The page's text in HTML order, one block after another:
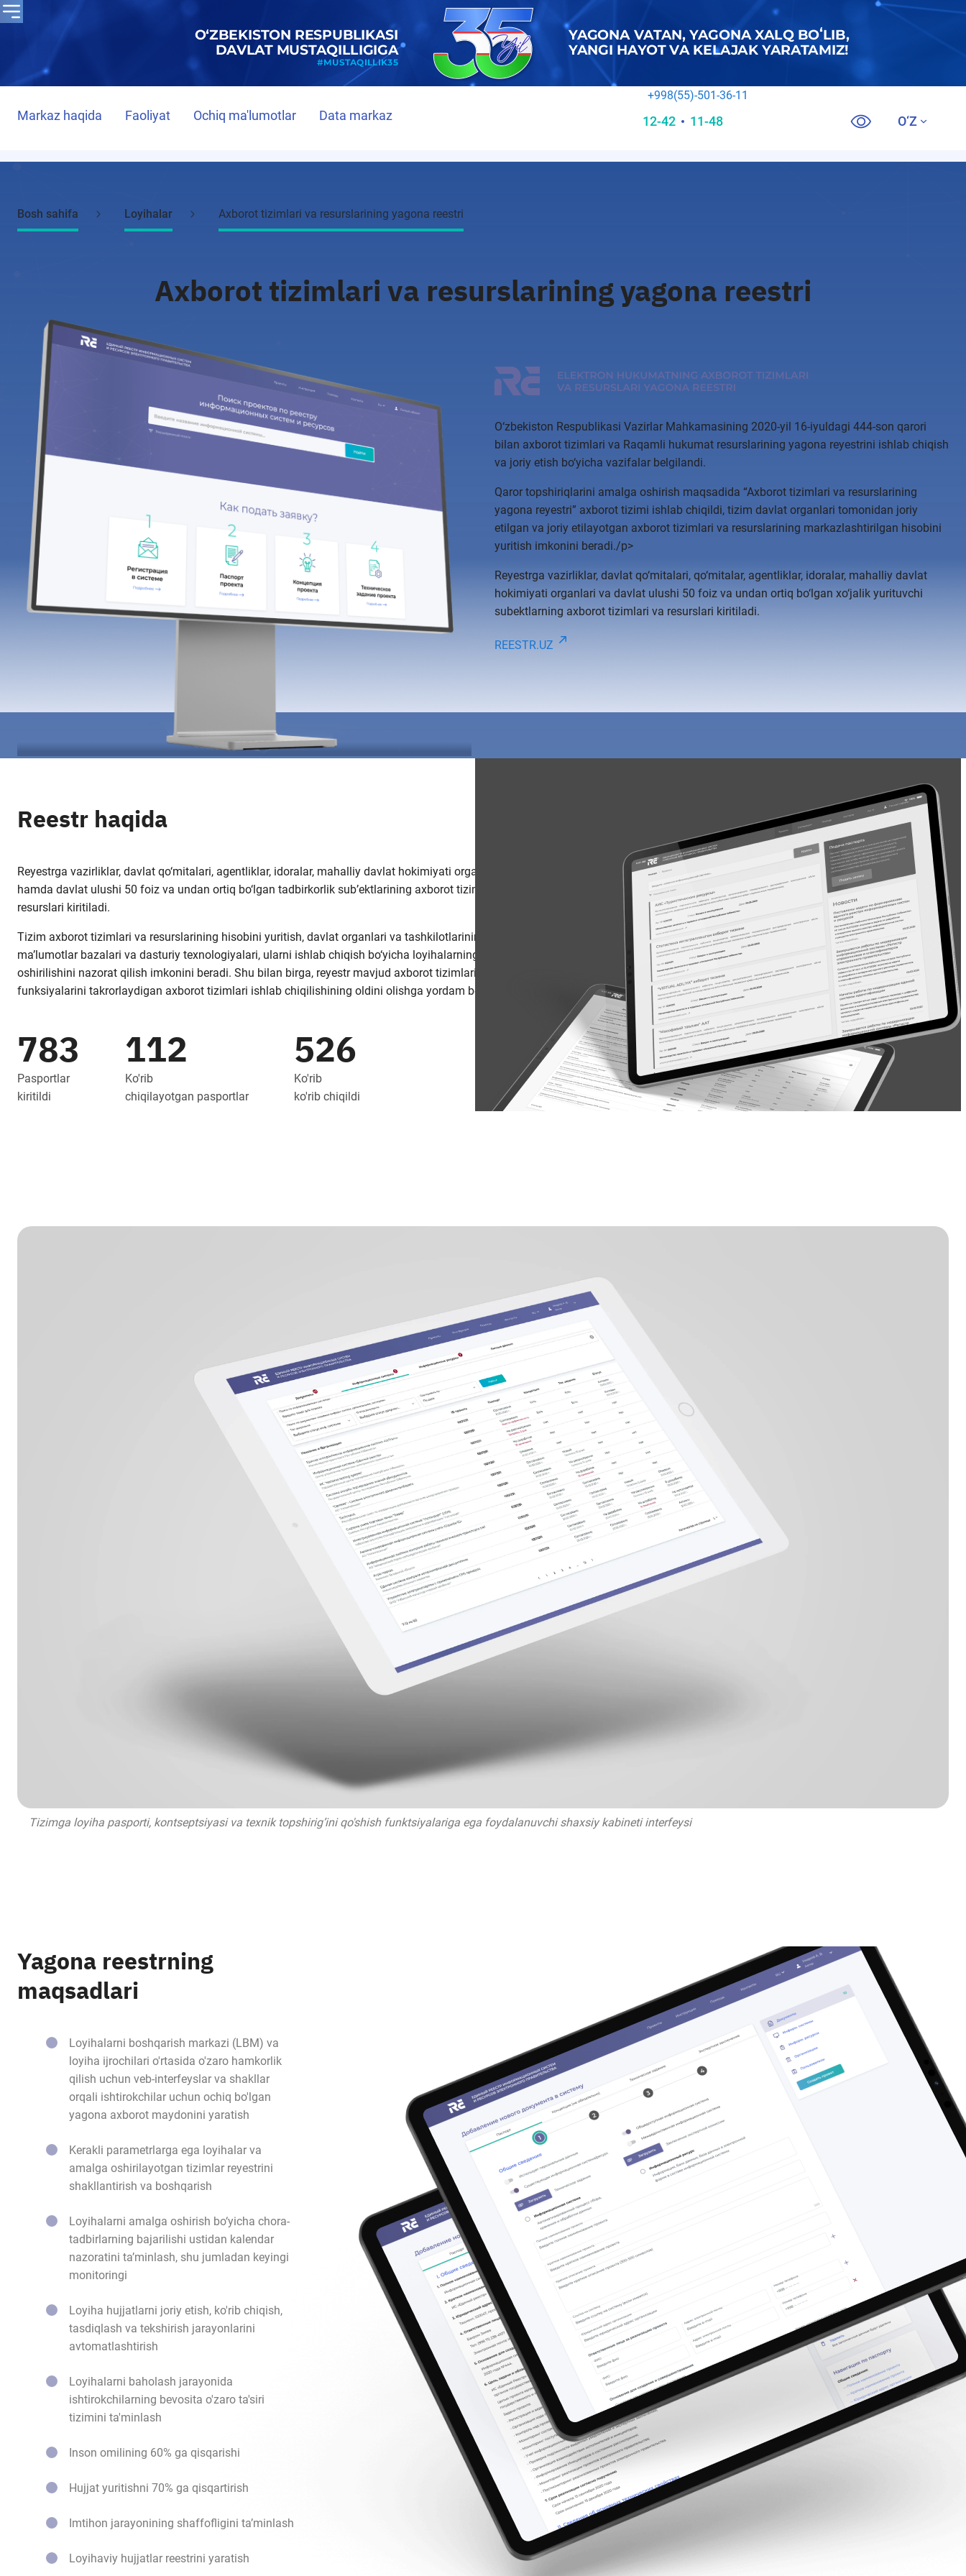
+998(55)-501-36-11
Markaz haqida Faoliyat Ochiq ma'lumotlar Data markaz 12-42 11-48 O‘Z
Bosh sahifa Loyihalar Axborot tizimlari va resurslarining yagona reestri
Axborot tizimlari va resurslarining yagona reestri
O‘zbekiston Respublikasi Vazirlar Mahkamasining 2020-yil 16-iyuldagi 444-son qarori
bilan axborot tizimlari va Raqamli hukumat resurslarining yagona reyestrini ishlab chiqish
va joriy etish bo‘yicha vazifalar belgilandi.
Qaror topshiriqlarini amalga oshirish maqsadida “Axborot tizimlari va resurslarining
yagona reyestri” axborot tizimi ishlab chiqildi, tizim davlat organlari tomonidan joriy
etilgan va joriy etilayotgan axborot tizimlari va resurslarining markazlashtirilgan hisobini
yuritish imkonini beradi./p>
Reyestrga vazirliklar, davlat qo‘mitalari, qo‘mitalar, agentliklar, idoralar, mahalliy davlat
hokimiyati organlari va davlat ulushi 50 foiz va undan ortiq bo‘lgan xo‘jalik yurituvchi
subektlarning axborot tizimlari va resurslari kiritiladi.
REESTR.UZ
Reestr haqida
Reyestrga vazirliklar, davlat qo‘mitalari, agentliklar, idoralar, mahalliy davlat hokimiyati organlari
hamda davlat ulushi 50 foiz va undan ortiq bo‘lgan tadbirkorlik sub’ektlarining axborot tizimlari va
resurslari kiritiladi.
Tizim axborot tizimlari va resurslarining hisobini yuritish, davlat organlari va tashkilotlarining
ma’lumotlar bazalari va dasturiy texnologiyalari, ularni ishlab chiqish bo‘yicha loyihalarning amalga
oshirilishini nazorat qilish imkonini beradi. Shu bilan birga, reyestr mavjud axborot tizimlarining
funksiyalarini takrorlaydigan axborot tizimlari ishlab chiqilishining oldini olishga yordam beradi..
783
Pasportlar
kiritildi
112
Ko'rib
chiqilayotgan pasportlar
526
Ko'rib
ko'rib chiqildi
Tizimga loyiha pasporti, kontseptsiyasi va texnik topshirig’ini qo'shish funktsiyalariga ega foydalanuvchi shaxsiy kabineti interfeysi
Yagona reestrning
maqsadlari
Loyihalarni boshqarish markazi (LBM) va
loyiha ijrochilari o'rtasida o'zaro hamkorlik
qilish uchun veb-interfeyslar va shakllar
orqali ishtirokchilar uchun ochiq bo'lgan
yagona axborot maydonini yaratish
Kerakli parametrlarga ega loyihalar va
amalga oshirilayotgan tizimlar reyestrini
shakllantirish va boshqarish
Loyihalarni amalga oshirish bo‘yicha chora-
tadbirlarning bajarilishi ustidan kalendar
nazoratini ta’minlash, shu jumladan keyingi
monitoringi
Loyiha hujjatlarni joriy etish, ko'rib chiqish,
tasdiqlash va tekshirish jarayonlarini
avtomatlashtirish
Loyihalarni baholash jarayonida
ishtirokchilarning bevosita o'zaro ta'siri
tizimini ta'minlash
Inson omilining 60% ga qisqarishi
Hujjat yuritishni 70% ga qisqartirish
Imtihon jarayonining shaffofligini ta’minlash
Loyihaviy hujjatlar reestrini yaratish